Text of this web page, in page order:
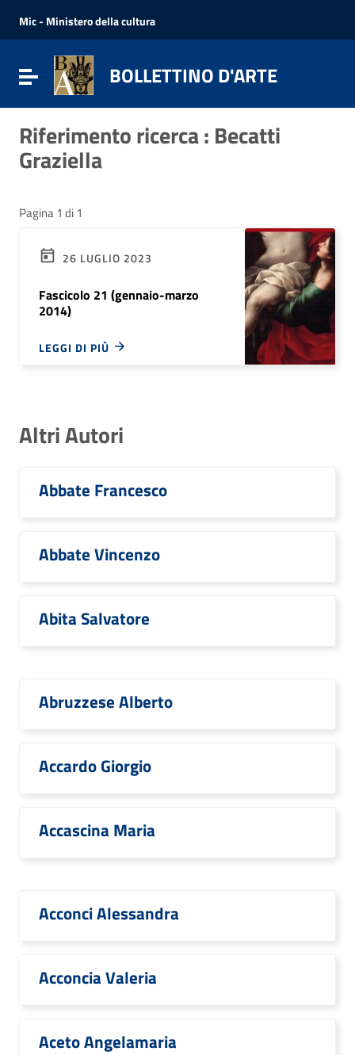
Vai al menu di navigazione
Vai al footer
Mic - Ministero della cultura
Attiva / disattiva la navigazione
BOLLETTINO D'ARTE
Riferimento ricerca : Becatti
Graziella
Pagina 1 di 1
26 LUGLIO 2023
Fascicolo 21 (gennaio-marzo
2014)
LEGGI DI PIÙ
Altri Autori
Abbate Francesco
Abbate Vincenzo
Abita Salvatore
Abruzzese Alberto
Accardo Giorgio
Accascina Maria
Acconci Alessandra
Acconcia Valeria
Aceto Angelamaria